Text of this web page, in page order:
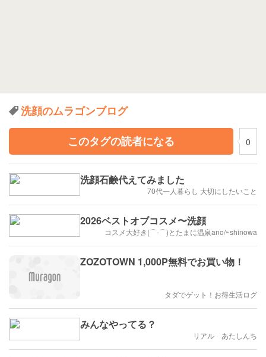
洗顔のムラゴンブログ
このタグの読者になる
0
洗顔石鹸代えてみました
70代一人暮らし 大切にしたいこと
2026ベストオブコスメ〜洗顔
コスメ大好き(⌒‐⌒)とたまに温泉ano/~shinowa
ZOZOTOWN 1,000P無料でお買い物！
タダでゲット！お得生活ログ
みんなやってる？
リアル あたしんち